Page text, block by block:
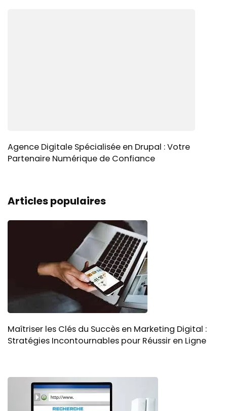
Agence Digitale Spécialisée en Drupal : Votre
Partenaire Numérique de Confiance
Articles populaires
Maîtriser les Clés du Succès en Marketing Digital :
Stratégies Incontournables pour Réussir en Ligne